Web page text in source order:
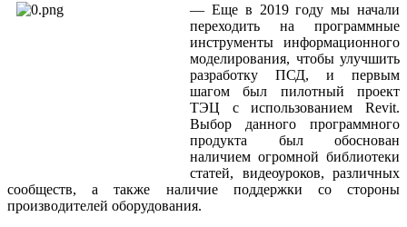
— Еще в 2019 году мы начали
переходить на программные
инструменты информационного
моделирования, чтобы улучшить
разработку ПСД, и первым
шагом был пилотный проект
ТЭЦ с использованием Revit.
Выбор данного программного
продукта был обоснован
наличием огромной библиотеки
статей, видеоуроков, различных
сообществ, а также наличие поддержки со стороны
производителей оборудования.